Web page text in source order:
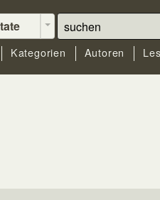
Kategorien Autoren